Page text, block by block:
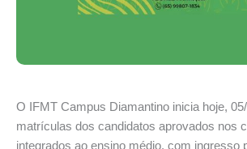
O IFMT Campus Diamantino inicia hoje,
matrículas dos candidatos aprovados nos
integrados ao ensino médio, com ingresso